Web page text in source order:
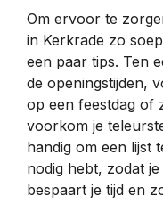
Om ervoor te
in Kerkrade zo
een paar tips. Ten
de openingstijden,
op een feestdag of
voorkom je
handig om een lijst
nodig hebt, zodat
bespaart je tijd en